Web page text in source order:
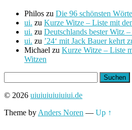
Philos zu Die 96 schönsten
ui. zu Kurze Witze – Liste mit
ui. zu Deutschlands bester Witz
ui. zu ’24‘ mit Jack Bauer kehrt
Michael zu Kurze Witze – Liste
Witzen
nach:
© 2026 uiuiuiuiuiuiui.de
Theme by Anders Noren — Up ↑